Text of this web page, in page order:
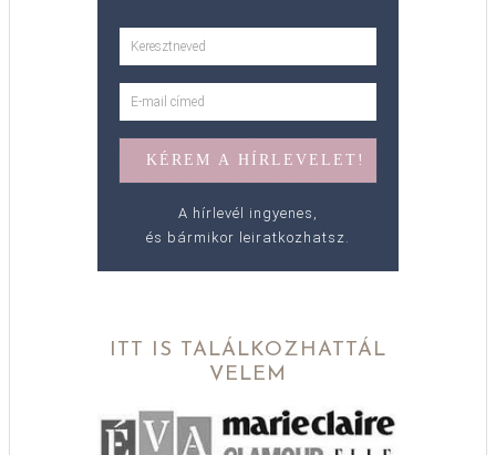
A hírlevél ingyenes,
és bármikor leiratkozhatsz.
ITT IS TALÁLKOZHATTÁL
VELEM